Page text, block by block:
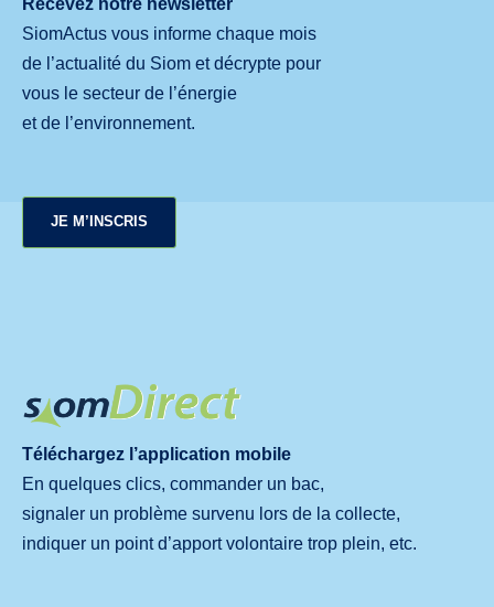
Recevez notre newsletter
SiomActus vous informe chaque mois
de l’actualité du Siom et décrypte pour
vous le secteur de l’énergie
et de l’environnement.
JE M’INSCRIS
Téléchargez l’application mobile
En quelques clics, commander un bac,
signaler un problème survenu lors de la collecte,
indiquer un point d’apport volontaire trop plein, etc.